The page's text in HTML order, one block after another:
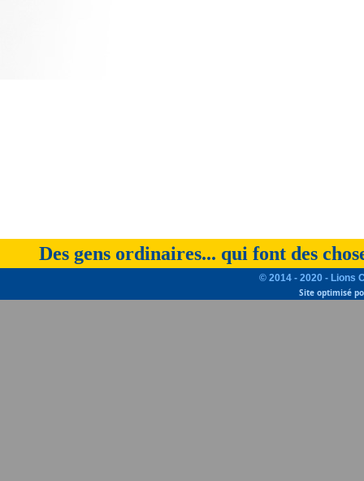
Des gens ordinaires... qui font des
© 2014 - 2020 - Lions
Site optimisé